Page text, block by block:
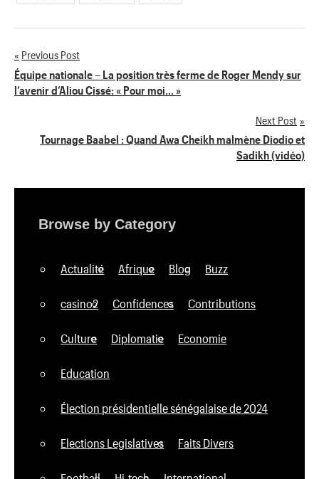
Navigation
de
Previous Post
Équipe nationale – La position très ferme de Roger Mendy sur
l’avenir d’Aliou Cissé: « Pour moi… »
Next Post
Tournage Baabel : Quand Awa Cheikh malmène Diodio et
Sadikh (vidéo)
Browse by Category
Actualité Afrique Blog Buzz
casino2 Confidences Contributions
Culture Diplomatie Economie
Education
Élection présidentielle sénégalaise de 2024
Elections Legislatives Faits Divers